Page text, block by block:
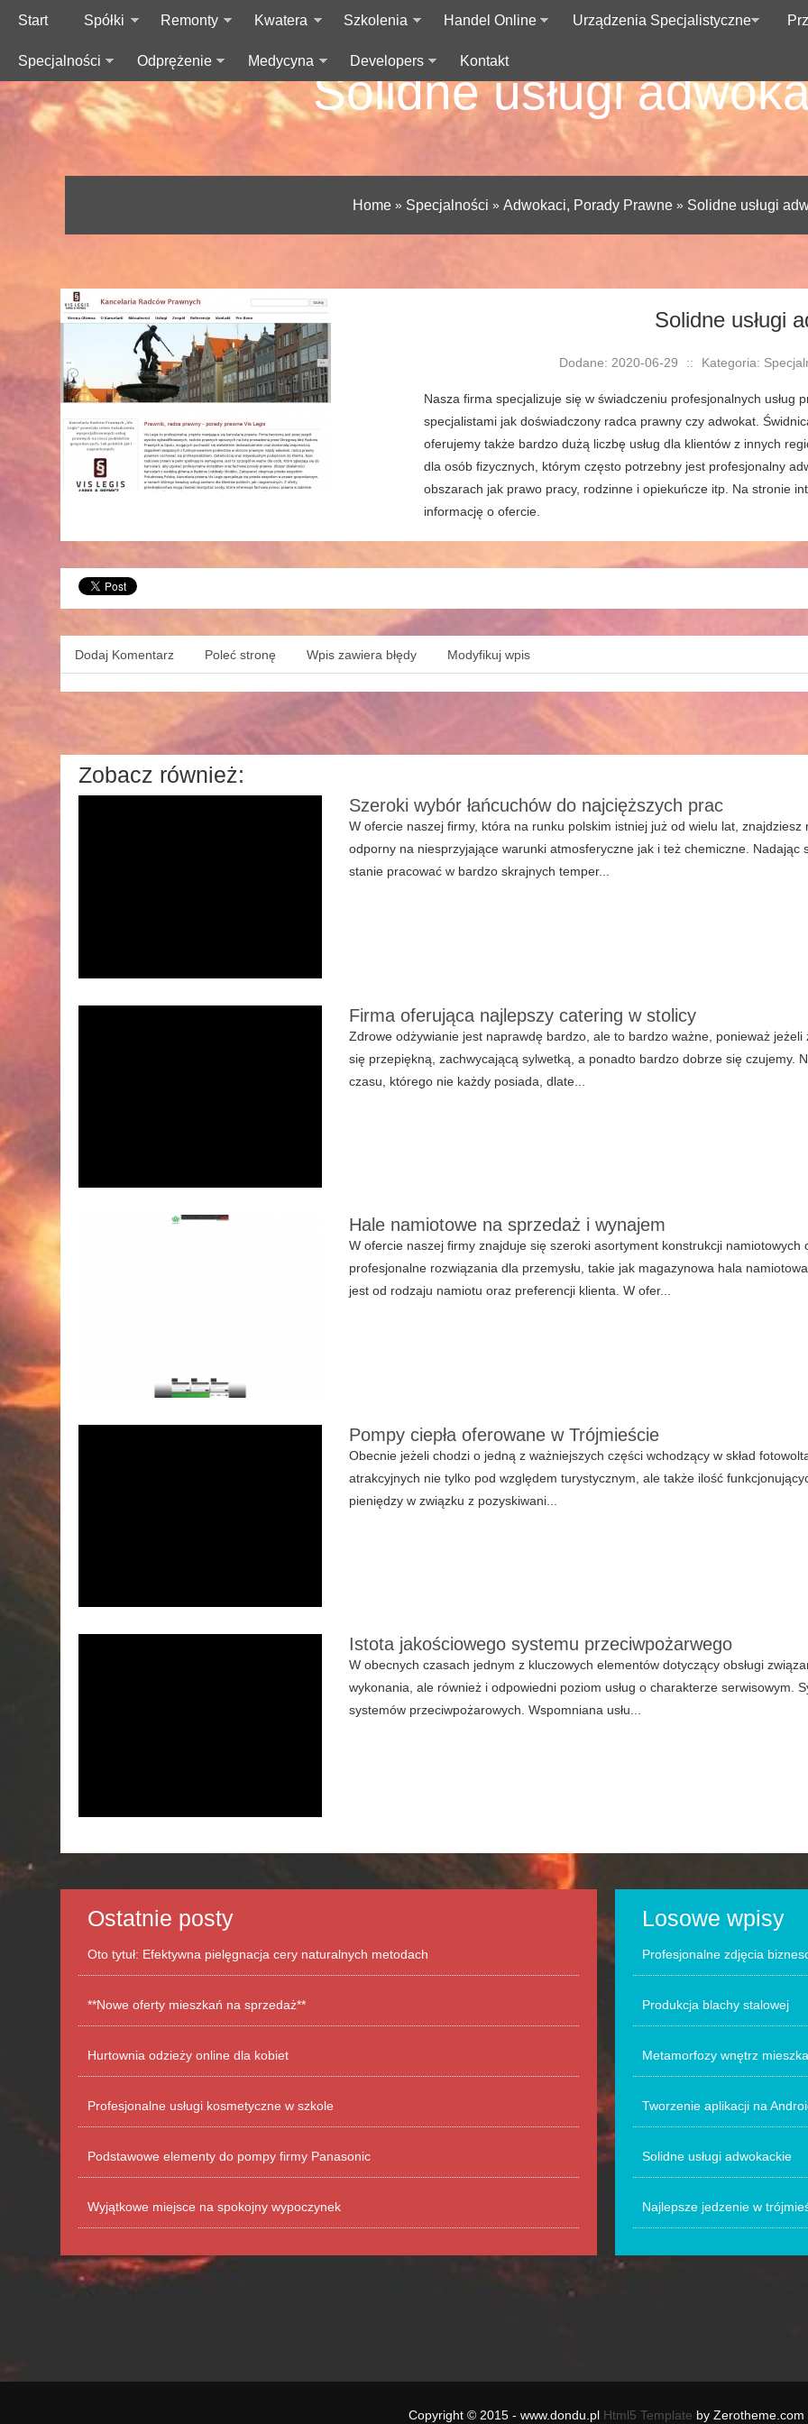
Start Spółki Remonty Kwatera Szkolenia Handel Online Urządzenia Specjalistyczne
Specjalności Odprężenie Medycyna Developers Kontakt
Solidne usługi
Home » Specjalności » Adwokaci, Porady Prawne » Solidne usługi
Solidne usługi
Dodane: 2020-06-29 :: Kategoria:
Nasza firma specjalizuje się w świadczeniu profesjonalnych usług
specjalistami jak doświadczony radca prawny czy adwokat.
oferujemy także bardzo dużą liczbę usług dla klientów z innych
dla osób fizycznych, którym często potrzebny jest profesjonalny
obszarach jak prawo pracy, rodzinne i opiekuńcze itp. Na stronie
informację o ofercie.
Dodaj Komentarz Poleć stronę Wpis zawiera błędy Modyfikuj wpis
Zobacz również:
Szeroki wybór łańcuchów do najcięższych prac
W ofercie naszej firmy, która na runku polskim istniej już od wielu lat,
odporny na niesprzyjające warunki atmosferyczne jak i też chemiczne.
stanie pracować w bardzo skrajnych temper...
Firma oferująca najlepszy catering w stolicy
Zdrowe odżywianie jest naprawdę bardzo, ale to bardzo ważne, ponieważ
się przepiękną, zachwycającą sylwetką, a ponadto bardzo dobrze się czujemy.
czasu, którego nie każdy posiada, dlate...
Hale namiotowe na sprzedaż i wynajem
W ofercie naszej firmy znajduje się szeroki asortyment konstrukcji
profesjonalne rozwiązania dla przemysłu, takie jak magazynowa hala
jest od rodzaju namiotu oraz preferencji klienta. W ofer...
Pompy ciepła oferowane w Trójmieście
Obecnie jeżeli chodzi o jedną z ważniejszych części wchodzący w skład
atrakcyjnych nie tylko pod względem turystycznym, ale także ilość
pieniędzy w związku z pozyskiwani...
Istota jakościowego systemu przeciwpożarwego
W obecnych czasach jednym z kluczowych elementów dotyczący obsługi
wykonania, ale również i odpowiedni poziom usług o charakterze serwisowym.
systemów przeciwpożarowych. Wspomniana usłu...
Ostatnie posty
Oto tytuł: Efektywna pielęgnacja cery naturalnych metodach
**Nowe oferty mieszkań na sprzedaż**
Hurtownia odzieży online dla kobiet
Profesjonalne usługi kosmetyczne w szkole
Podstawowe elementy do pompy firmy Panasonic
Wyjątkowe miejsce na spokojny wypoczynek
Losowe wpisy
Profesjonalne zdjęcia
Produkcja blachy stalowej
Metamorfozy wnętrz
Tworzenie aplikacji na
Solidne usługi adwokackie
Najlepsze jedzenie w
Copyright © 2015 - www.dondu.pl Html5 Template by Zerotheme.com